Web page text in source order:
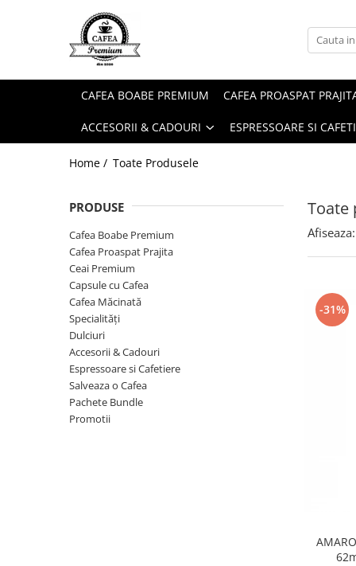
Ceai Premium
Capsule cu Cafea
Specialități
Ciocolată Caldă / Cappuccino
Dulciuri
Ciocolata & Praline
Dropsuri/Jeleuri
Guma de Mestecat
Napolitane
Nuci, Alune si Fructe Deshidratate
Prajituri Ambalate
Accesorii & Cadouri
Lapte pentru Cafea
Pahare / Capace / Palete
Ulei și Oțet
Ustensile Diverse
Zahăr, Miere & Îndulcitori
CAFEA BOABE PREMIUM CAFEA PROASPAT
ACCESORII & CADOURI ESPRESSOARE SI
Home / Toate Produsele
Toate
PRODUSE
Cafea Boabe Premium
Cafea Proaspat Prajita
Ceai Premium
Capsule cu Cafea
Cafea Măcinată
Specialități
Dulciuri
Accesorii & Cadouri
Espressoare si Cafetiere
Salveaza o Cafea
Pachete Bundle
Promotii
Afiseaza:
-31%